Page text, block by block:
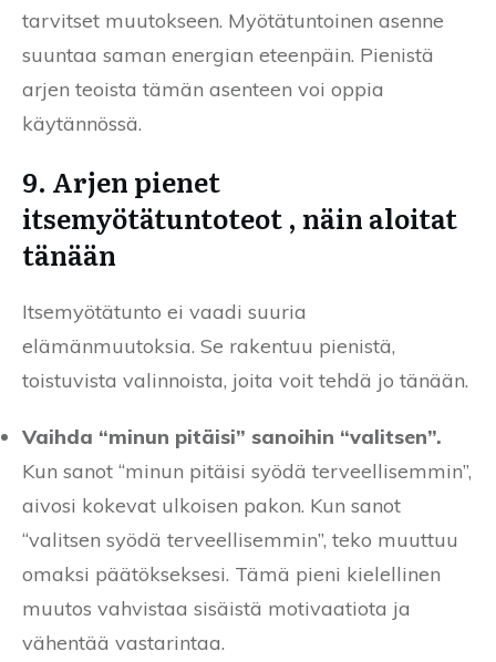
tarvitset muutokseen. Myötätuntoinen asenne
suuntaa saman energian eteenpäin. Pienistä
arjen teoista tämän asenteen voi oppia
käytännössä.
9. Arjen pienet
itsemyötätuntoteot , näin aloitat
tänään
Itsemyötätunto ei vaadi suuria
elämänmuutoksia. Se rakentuu pienistä,
toistuvista valinnoista, joita voit tehdä jo tänään.
Vaihda “minun pitäisi” sanoihin “valitsen”.
Kun sanot “minun pitäisi syödä terveellisemmin”,
aivosi kokevat ulkoisen pakon. Kun sanot
“valitsen syödä terveellisemmin”, teko muuttuu
omaksi päätökseksesi. Tämä pieni kielellinen
muutos vahvistaa sisäistä motivaatiota ja
vähentää vastarintaa.